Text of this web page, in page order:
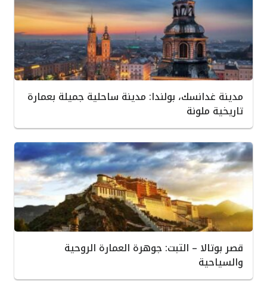
مدينة غدانسك، بولندا: مدينة ساحلية جميلة بعمارة
تاريخية ملونة
قصر بوتالا – التبت: جوهرة العمارة الروحية
والسياحية